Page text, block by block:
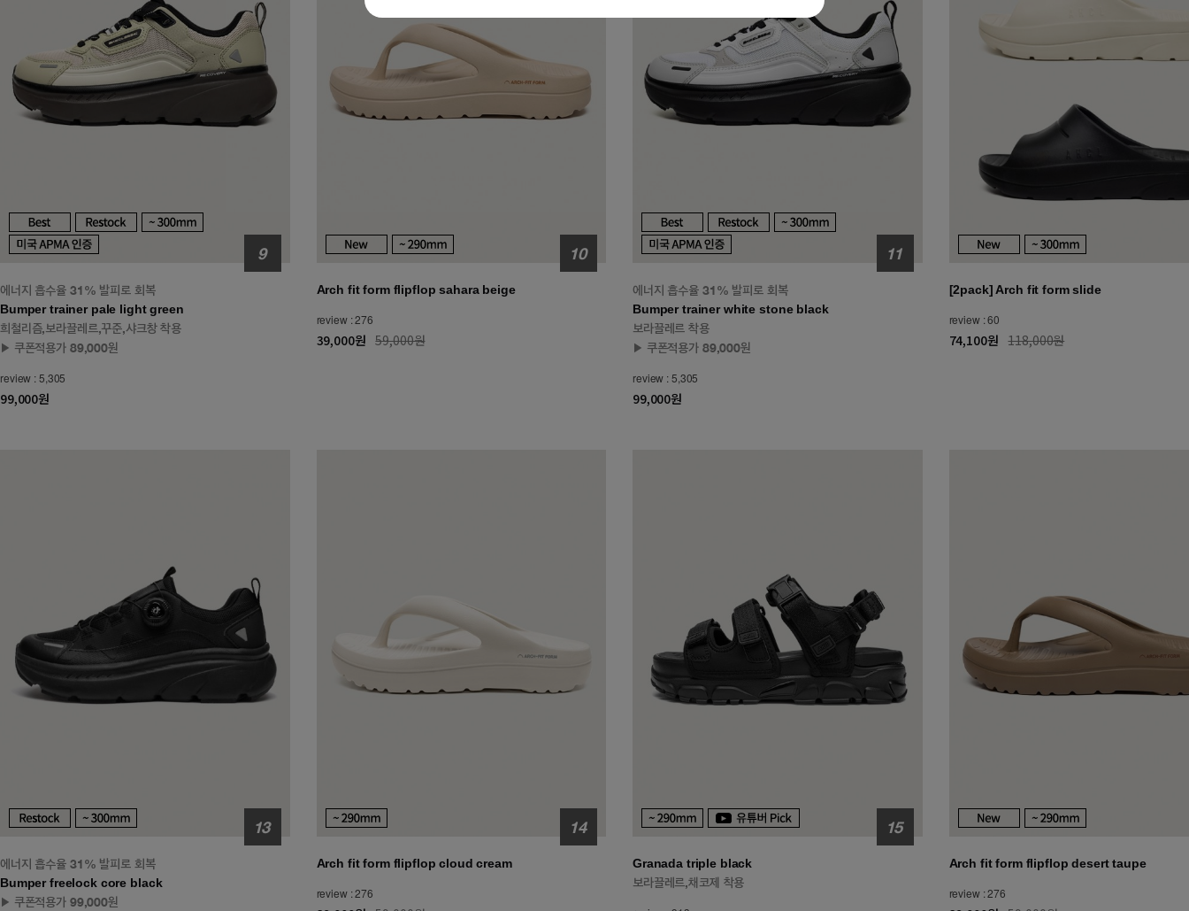
에너지 흡수율 31% 발피로 회복
Bumper trainer pale light green
희철리즘,보라끌레르,꾸준,샤크창 착용
▶ 쿠폰적용가 89,000원
review : 5,305
99,000원
Arch fit form flipflop sahara beige
review : 276
39,000원 59,000원
에너지 흡수율 31% 발피로 회복
Bumper trainer white stone black
보라끌레르 착용
▶ 쿠폰적용가 89,000원
review : 5,305
99,000원
[2pack] Arch fit form slide
review : 60
74,100원 118,000원
에너지 흡수율 31% 발피로 회복
Bumper freelock core black
▶ 쿠폰적용가 99,000원
Arch fit form flipflop cloud cream
review : 276
Granada triple black
보라끌레르,채코제 착용
Arch fit form flipflop desert taupe
review : 276